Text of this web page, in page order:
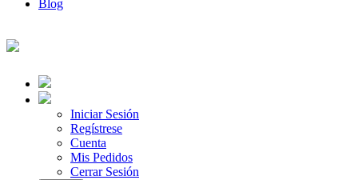
Blog
Iniciar Sesión
Regístrese
Cuenta
Mis Pedidos
Cerrar Sesión